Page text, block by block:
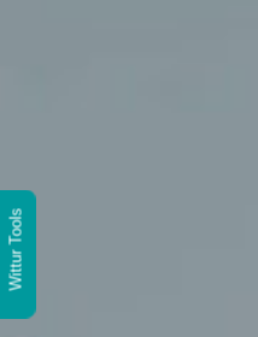
Wittur Tools